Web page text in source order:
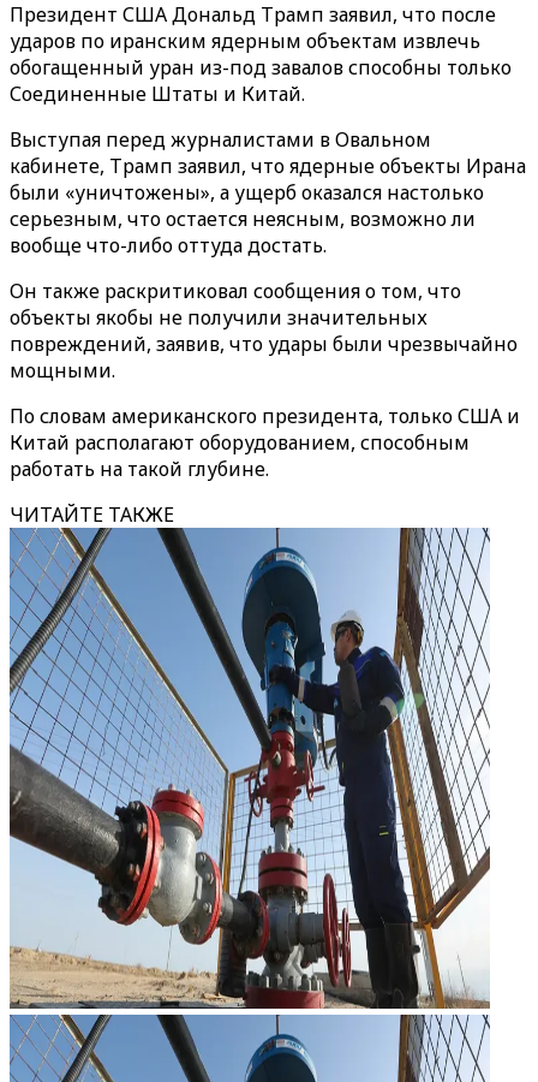
Президент США Дональд Трамп заявил, что после
ударов по иранским ядерным объектам извлечь
обогащенный уран из-под завалов способны только
Соединенные Штаты и Китай.
Выступая перед журналистами в Овальном
кабинете, Трамп заявил, что ядерные объекты Ирана
были «уничтожены», а ущерб оказался настолько
серьезным, что остается неясным, возможно ли
вообще что-либо оттуда достать.
Он также раскритиковал сообщения о том, что
объекты якобы не получили значительных
повреждений, заявив, что удары были чрезвычайно
мощными.
По словам американского президента, только США и
Китай располагают оборудованием, способным
работать на такой глубине.
ЧИТАЙТЕ ТАКЖЕ